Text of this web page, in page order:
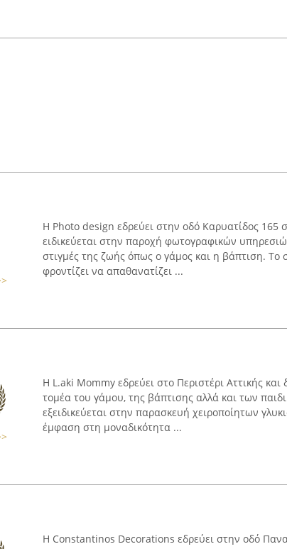
Η Photo design εδρεύει στην οδό Καρυατίδος 165
ειδικεύεται στην παροχή φωτογραφικών
στιγμές της ζωής όπως ο γάμος και η βάπτιση. Το
φροντίζει να απαθανατίζει ...
Η L.aki Mommy εδρεύει στο Περιστέρι Αττικής και
τομέα του γάμου, της βάπτισης αλλά και των
εξειδικεύεται στην παρασκευή χειροποίητων
έμφαση στη μοναδικότητα ...
Η Constantinos Decorations εδρεύει στην οδό